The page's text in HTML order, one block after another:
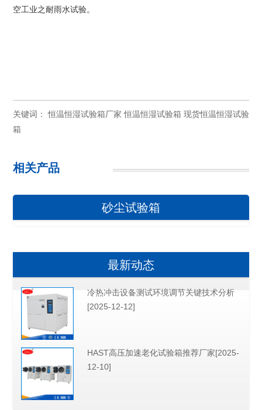
空工业之耐雨水试验。
关键词：恒温恒湿试验箱厂家 恒温恒湿试验箱 现货恒温恒湿试验
箱
相关产品
砂尘试验箱
最新动态
冷热冲击设备测试环境调节关键技术分析
[2025-12-12]
HAST高压加速老化试验箱推荐厂家[2025-
12-10]